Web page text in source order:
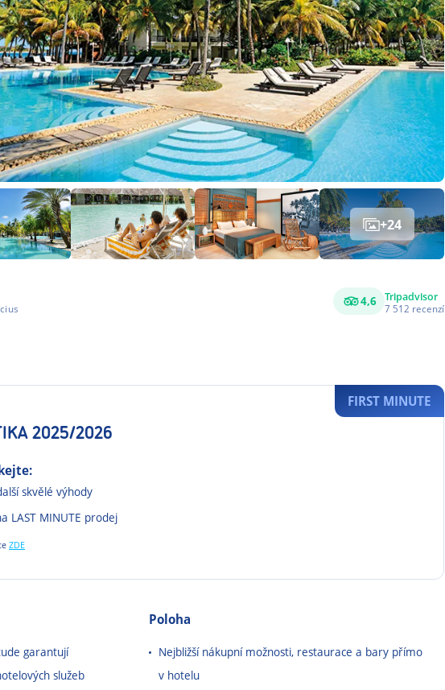
+24
4,6 Tripadvisor
7 512 recenzí
2025/2026
skvělé výhody
LAST MINUTE prodej
ZDE
FIRST MINUTE
garantují
služeb
Poloha
Nejbližší nákupní možnosti, restaurace a bary přímo
v hotelu